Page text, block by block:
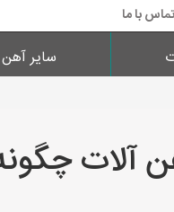
تماس با ما
سایر
آلات